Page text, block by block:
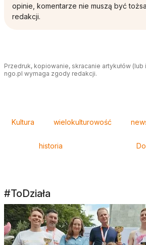
opinie, komentarze nie muszą być
redakcji.
Przedruk, kopiowanie, skracanie artykułów
ngo.pl wymaga zgody redakcji.
Kultura wielokulturowość
historia
#ToDziała